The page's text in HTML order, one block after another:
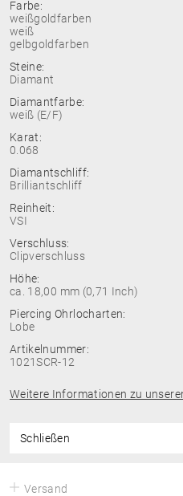
Farbe:
weißgoldfarben
weiß
gelbgoldfarben
Steine:
Diamant
Diamantfarbe:
weiß (E/F)
Karat:
0.068
Diamantschliff:
Brilliantschliff
Reinheit:
VSI
Verschluss:
Clipverschluss
Höhe:
ca. 18,00 mm (0,71 Inch)
Piercing Ohrlocharten:
Lobe
Artikelnummer:
1021SCR-12
Weitere Informationen zu
Schließen
Versand